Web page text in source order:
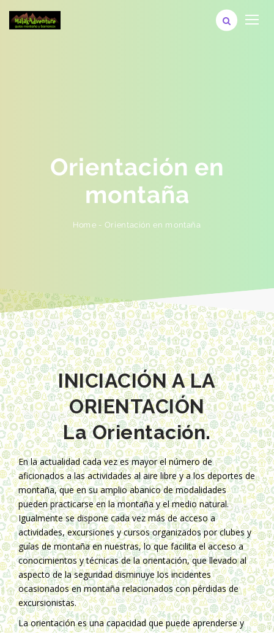
Orientación en
montaña
Home - Orientación en montaña
INICIACIÓN A LA
ORIENTACIÓN
La Orientación.
En la actualidad cada vez es mayor el número de
aficionados a las actividades al aire libre y a los deportes de
montaña, que en su amplio abanico de modalidades
pueden practicarse en la montaña y el medio natural.
Igualmente se dispone cada vez más de acceso a
actividades, excursiones y cursos organizados por clubes y
guías de montaña en nuestras, lo que facilita el acceso a
conocimientos y técnicas de la orientación, que llevado al
aspecto de la seguridad disminuye los incidentes
ocasionados en montaña relacionados con pérdidas de
excursionistas.
La orientación es una capacidad que puede aprenderse y